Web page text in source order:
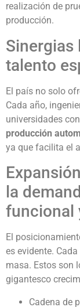
realización de
producción.
Sinergias
talento
El país no solo
Cada año,
universidades con
producción
ya que facilita el
la
funcional
El
es evidente.
masa. Estos son
gigantesco
Cadena de